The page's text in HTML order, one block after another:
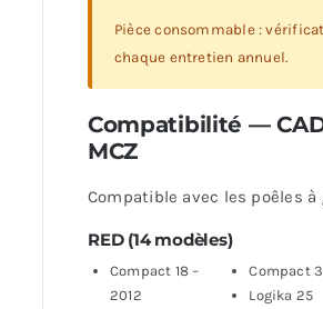
Pièce consommable :
chaque entretien annuel.
Compatibilité —
MCZ
Compatible avec les poêles à
RED (14 modèles)
Compact 18 –
2012
Compact
Logika 25